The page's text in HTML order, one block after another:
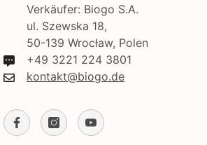
Verkäufer: Biogo S.A.
ul. Szewska 18,
50-139 Wrocław, Polen
+49 3221 224 3801
kontakt@biogo.de